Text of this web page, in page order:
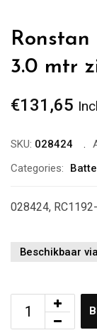
3.0 mtr
€131,65
SKU: 028424
Categories:
028424,
Beschikbaar